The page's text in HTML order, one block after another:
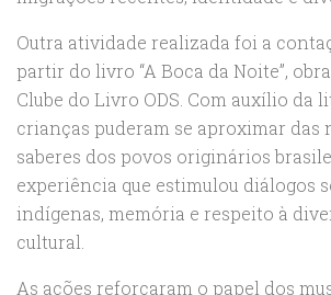
Outra atividade realizada foi a
partir do livro “A Boca da Noite”,
Clube do Livro ODS. Com auxílio da
crianças puderam se aproximar das
saberes dos povos originários
experiência que estimulou diálogos
indígenas, memória e respeito à
cultural.
As ações reforçaram o papel dos